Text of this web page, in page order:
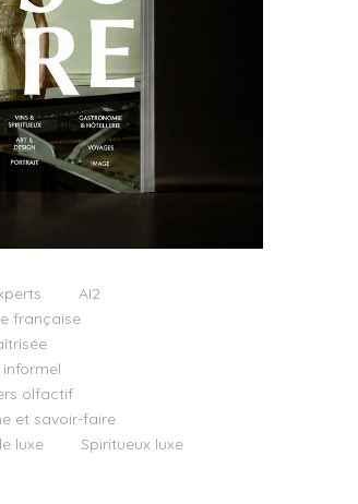
AI2
française
olfactif
et savoir-faire
luxe
Spiritueux luxe